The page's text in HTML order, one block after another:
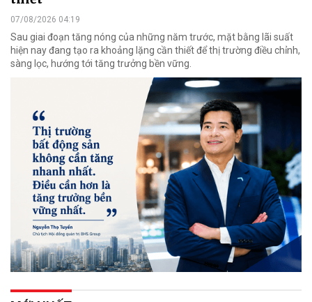
07/08/2026 04:19
Sau giai đoạn tăng nóng của những năm trước, mặt bằng lãi suất
hiện nay đang tạo ra khoảng lặng cần thiết để thị trường điều chỉnh,
sàng lọc, hướng tới tăng trưởng bền vững.